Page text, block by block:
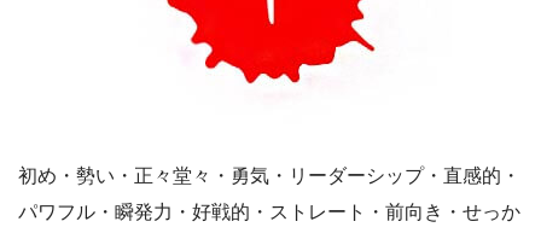
初め・勢い・正々堂々・勇気・リーダーシップ・直感的・
パワフル・瞬発力・好戦的・ストレート・前向き・せっか